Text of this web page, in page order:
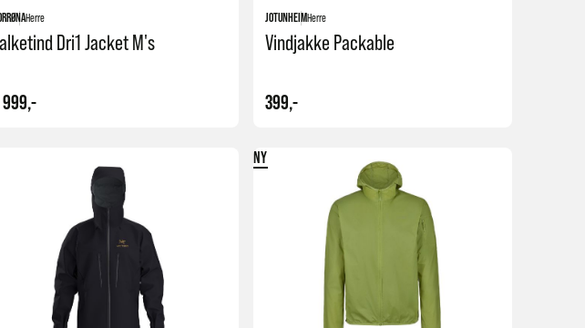
Herre
Dri1 Jacket M's
JOTUNHEIMHerre
Vindjakke Packable
399,-
NY